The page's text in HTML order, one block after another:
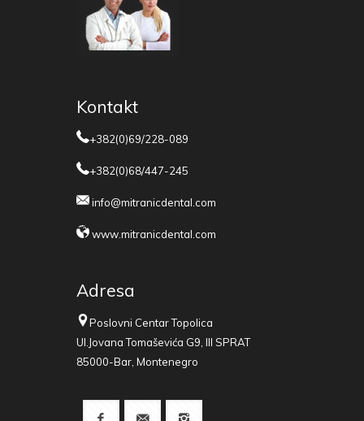
Kontakt
+382(0)69/228-089
+382(0)68/447-245
info@mitranicdental.com
www.mitranicdental.com
Adresa
Poslovni Centar Topolica
Ul.Jovana Tomaševića G9, III SPRAT
85000-Bar, Montenegro